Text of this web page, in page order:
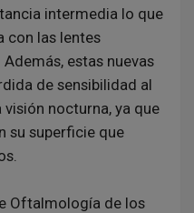
intermedia lo que
con las lentes
estas nuevas
de sensibilidad al
nocturna, ya que
su superficie que
Oftalmología de los